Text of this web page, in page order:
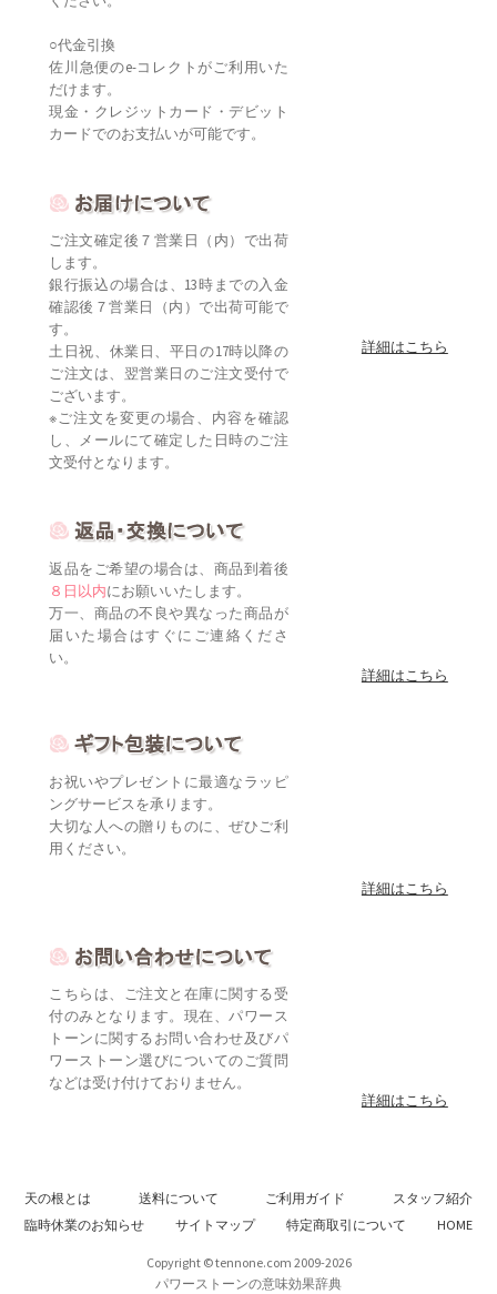
○代金引換
佐川急便のe-コレクトがご利用いた
だけます。
現金・クレジットカード・デビット
カードでのお支払いが可能です。
ご注文確定後７営業日（内）で出荷
します。
銀行振込の場合は、13時までの入金
確認後７営業日（内）で出荷可能で
す。
土日祝、休業日、平日の17時以降の
ご注文は、翌営業日のご注文受付で
ございます。
※ご注文を変更の場合、内容を確認
し、メールにて確定した日時のご注
文受付となります。
詳細はこちら
返品をご希望の場合は、商品到着後
８日以内にお願いいたします。
万一、商品の不良や異なった商品が
届いた場合はすぐにご連絡くださ
い。
詳細はこちら
お祝いやプレゼントに最適なラッピ
ングサービスを承ります。
大切な人への贈りものに、ぜひご利
用ください。
詳細はこちら
こちらは、ご注文と在庫に関する受
付のみとなります。現在、パワース
トーンに関するお問い合わせ及びパ
ワーストーン選びについてのご質問
などは受け付けておりません。
詳細はこちら
天の根とは 送料について ご利用ガイド
スタッフ紹介
臨時休業のお知らせ
サイトマップ 特定商取引について HOME
Copyright © tennone.com 2009-2026
パワーストーンの意味効果辞典